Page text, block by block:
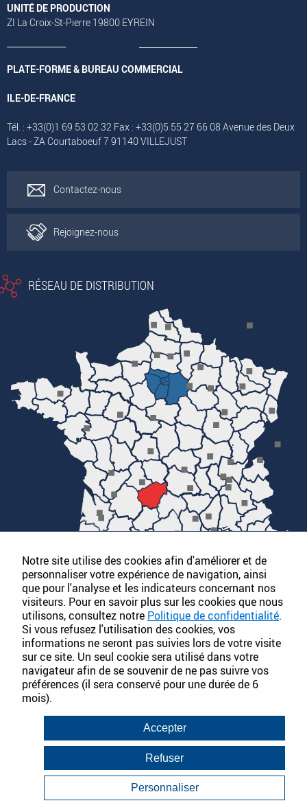
UNITÉ DE PRODUCTION
ZI La Croix-St-Pierre 19800 EYREIN
PLATE-FORME & BUREAU COMMERCIAL
ILE-DE-FRANCE
Tél. : +33(0)1 69 53 02 32 Fax : +33(0)5 55 27 66 08 Avenue des Deux
Lacs - ZA Courtaboeuf 7 91140 VILLEJUST
Contactez-nous
Rejoignez-nous
RÉSEAU DE DISTRIBUTION
PLAN DU SITE
SOCIÉTÉ
CATALOGUES
DOCUMENTATION FT&FDS
Conditions Générales de Vente
Politique de Confidentialité
Infos consommateurs
Notre site utilise des cookies afin d'améliorer et de
personnaliser votre expérience de navigation, ainsi
que pour l'analyse et les indicateurs concernant nos
visiteurs. Pour en savoir plus sur les cookies que nous
utilisons, consultez notre Politique de confidentialité.
Si vous refusez l'utilisation des cookies, vos
informations ne seront pas suivies lors de votre visite
sur ce site. Un seul cookie sera utilisé dans votre
navigateur afin de se souvenir de ne pas suivre vos
préférences (il sera conservé pour une durée de 6
mois).
Accepter
Refuser
Personnaliser